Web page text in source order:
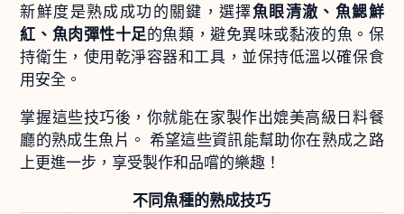
新鮮度是熟成成功的關鍵，選擇魚眼清澈、魚鰓鮮
紅、魚肉彈性十足的魚類，避免異味或黏液的魚。保
持衛生，使用乾淨容器和工具，並保持低溫以確保食
用安全。
掌握這些技巧後，你就能在家製作出媲美高級日料餐
廳的熟成生魚片。 希望這些資訊能幫助你在熟成之路
上更進一步，享受製作和品嚐的樂趣！
不同魚種的熟成技巧